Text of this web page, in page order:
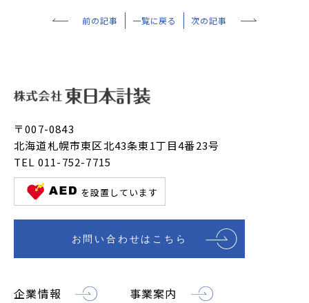
前の記事 一覧に戻る 次の記事
〒007-0843
北海道札幌市東区北43条東1丁目4番23号
TEL 011-752-7715
を設置しています
お問い合わせはこちら
企業情報 事業案内